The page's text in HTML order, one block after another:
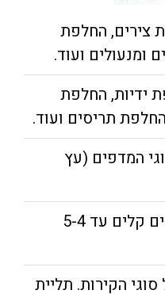
צירים, החלפת
ומנעולים ועוד.
ידיות, החלפת
תריסים ועוד.
המדפים (עץ
– תיקונים קלים עד 5-4
הקירות. תליית